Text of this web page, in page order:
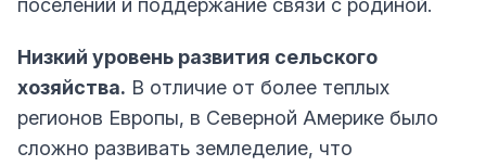
поселений и поддержание связи с родиной.
Низкий уровень развития сельского
хозяйства. В отличие от более теплых
регионов Европы, в Северной Америке было
сложно развивать земледелие, что